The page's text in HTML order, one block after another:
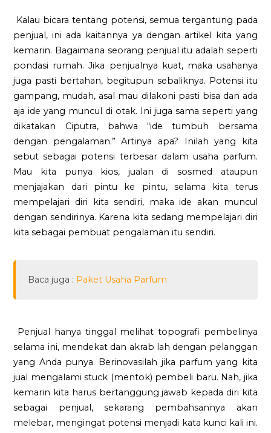
Kalau bicara tentang potensi, semua tergantung pada
penjual, ini ada kaitannya ya dengan artikel kita yang
kemarin. Bagaimana seorang penjual itu adalah seperti
pondasi rumah. Jika penjualnya kuat, maka usahanya
juga pasti bertahan, begitupun sebaliknya. Potensi itu
gampang, mudah, asal mau dilakoni pasti bisa dan ada
aja ide yang muncul di otak. Ini juga sama seperti yang
dikatakan Ciputra, bahwa “ide tumbuh bersama
dengan pengalaman.” Artinya apa? Inilah yang kita
sebut sebagai potensi terbesar dalam usaha parfum.
Mau kita punya kios, jualan di sosmed ataupun
menjajakan dari pintu ke pintu, selama kita terus
mempelajari diri kita sendiri, maka ide akan muncul
dengan sendirinya. Karena kita sedang mempelajari diri
kita sebagai pembuat pengalaman itu sendiri.
Baca juga : Paket Usaha Parfum
Penjual hanya tinggal melihat topografi pembelinya
selama ini, mendekat dan akrab lah dengan pelanggan
yang Anda punya. Berinovasilah jika parfum yang kita
jual mengalami stuck (mentok) pembeli baru. Nah, jika
kemarin kita harus bertanggung jawab kepada diri kita
sebagai penjual, sekarang pembahsannya akan
melebar, mengingat potensi menjadi kata kunci kali ini.